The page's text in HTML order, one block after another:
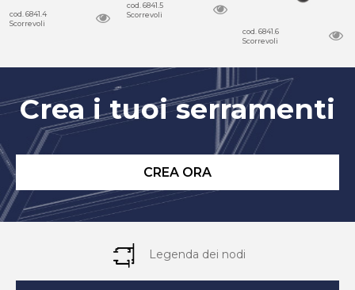
cod. 6841.4
Scorrevoli
cod. 6841.5
Scorrevoli
cod. 6841.6
Scorrevoli
Crea i tuoi serramenti
CREA ORA
Legenda dei nodi